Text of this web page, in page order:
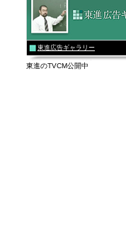
東進広告ギャラリー
東進のTVCM公開中